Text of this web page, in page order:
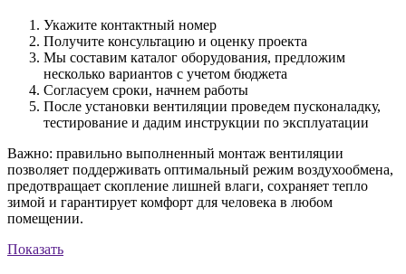
Укажите контактный номер
Получите консультацию и оценку проекта
Мы составим каталог оборудования, предложим
несколько вариантов с учетом бюджета
Согласуем сроки, начнем работы
После установки вентиляции проведем пусконаладку,
тестирование и дадим инструкции по эксплуатации
Важно: правильно выполненный монтаж вентиляции
позволяет поддерживать оптимальный режим воздухообмена,
предотвращает скопление лишней влаги, сохраняет тепло
зимой и гарантирует комфорт для человека в любом
помещении.
Показать